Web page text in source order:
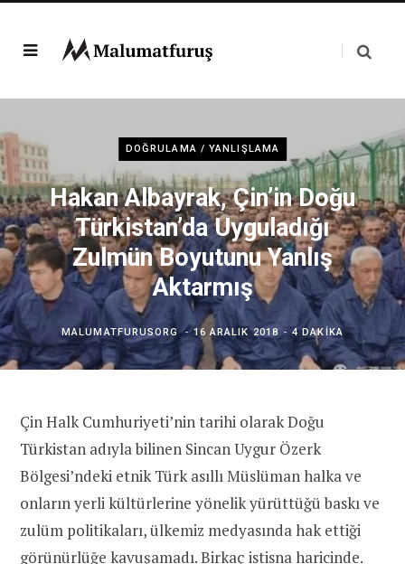
DOĞRULAMA / YANLIŞLAMA
Hakan Albayrak, Çin’in Doğu
Türkistan’da Uyguladığı
Zulmün Boyutunu Yanlış
Aktarmış
MALUMATFURUSORG 16 ARALIK 2018 4 DAKIKA
Çin Halk Cumhuriyeti’nin tarihi olarak Doğu
Türkistan adıyla bilinen Sincan Uygur Özerk
Bölgesi’ndeki etnik Türk asıllı Müslüman halka ve
onların yerli kültürlerine yönelik yürüttüğü baskı ve
zulüm politikaları, ülkemiz medyasında hak ettiği
görünürlüğe kavuşamadı. Birkaç istisna haricinde.